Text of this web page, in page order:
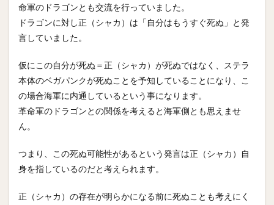
命軍のドラゴンとも交流を行っていました。
ドラゴンに対し正（シャカ）は「自分はもうすぐ死ぬ」と発
言していました。
仮にこの自分が死ぬ＝正（シャカ）が死ぬではなく、ステラ
本体のベガパンクが死ぬことを予知していることになり、こ
の場合海軍に内通しているという事になります。
革命軍のドラゴンとの関係を考えると海軍側とも思えませ
ん。
つまり、この死ぬ可能性があるという発言は正（シャカ）自
身を指しているのだと考えられます。
正（シャカ）の存在が明らかになる前に死ぬことも考えにく